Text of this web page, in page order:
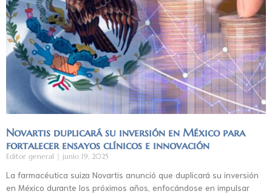
Novartis duplicará su inversión en México para
fortalecer ensayos clínicos e innovación
Editor general junio 19, 2025
La farmacéutica suiza Novartis anunció que duplicará su inversión
en México durante los próximos años, enfocándose en impulsar